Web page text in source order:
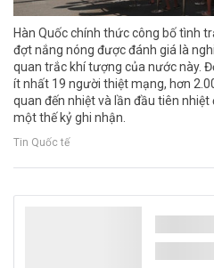
Hàn Quốc chính thức công bố tình
đợt nắng nóng được đánh giá là
quan trắc khí tượng của nước này.
ít nhất 19 người thiệt mạng, hơn
quan đến nhiệt và lần đầu tiên
một thế kỷ ghi nhận.
Tin Quốc tế